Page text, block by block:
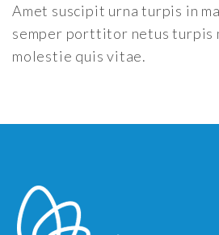
Amet suscipit urna turpis in
semper porttitor netus turpis
molestie quis vitae.